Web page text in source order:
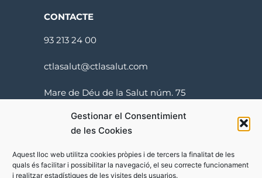
Gestionar el Consentimient
de les Cookies
Aquest lloc web utilitza cookies pròpies i de tercers la finalitat de les
quals és facilitar i possibilitar la navegació, el seu correcte funcionament
i realitzar estadístiques de les visites dels usuarios.
CONTACTE
93 213 24 00
ctlasalut@ctlasalut.com
Mare de Déu de la Salut núm. 75